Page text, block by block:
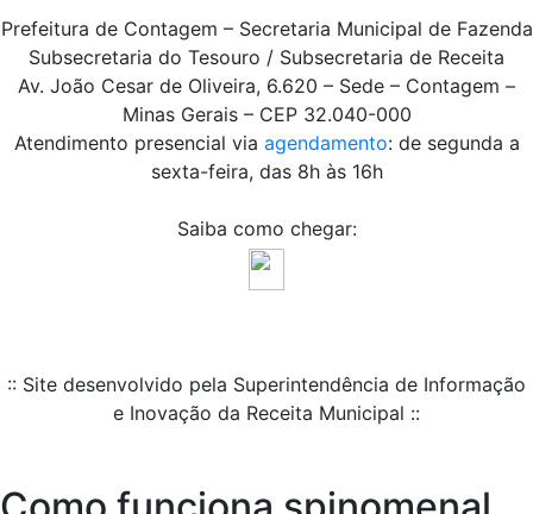
Prefeitura de Contagem – Secretaria Municipal de Fazenda
Subsecretaria do Tesouro / Subsecretaria de Receita
Av. João Cesar de Oliveira, 6.620 – Sede – Contagem –
Minas Gerais – CEP 32.040-000
Atendimento presencial via agendamento: de segunda a
sexta-feira, das 8h às 16h
Saiba como chegar:
:: Site desenvolvido pela Superintendência de Informação
e Inovação da Receita Municipal ::